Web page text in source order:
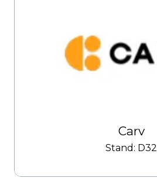
Carv
Stand: D32